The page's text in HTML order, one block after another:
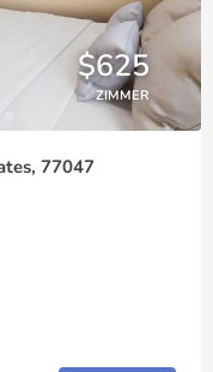
$625
ZIMMER
77047